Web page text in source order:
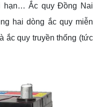
hạn… Ắc quy Đồng Nai
hai dòng ắc quy miễn
ắc quy truyền thống (tức